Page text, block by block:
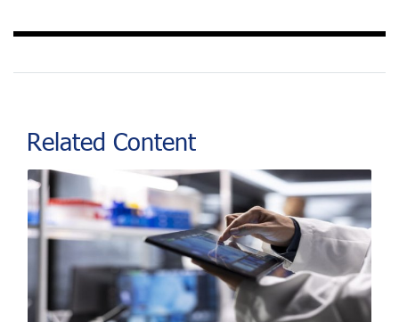
Related Content